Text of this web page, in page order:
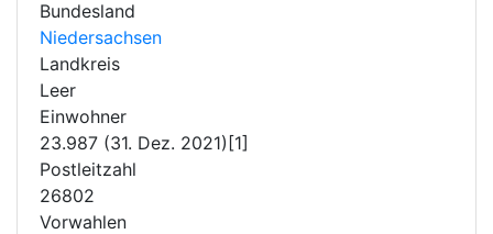
Bundesland
Niedersachsen
Landkreis
Leer
Einwohner
23.987 (31. Dez. 2021)[1]
Postleitzahl
26802
Vorwahlen